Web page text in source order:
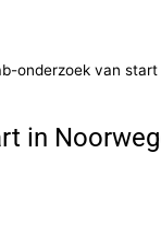
onderzoek van
in